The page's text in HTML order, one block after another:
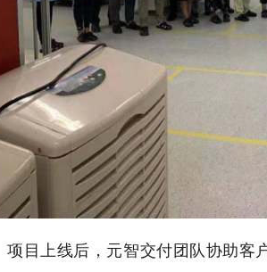
项目上线后，元智交付团队协助客